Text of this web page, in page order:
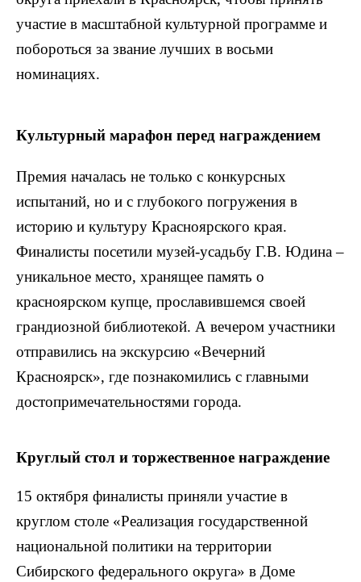
участие в масштабной культурной программе и
побороться за звание лучших в восьми
номинациях.
Культурный марафон перед награждением
Премия началась не только с конкурсных
испытаний, но и с глубокого погружения в
историю и культуру Красноярского края.
Финалисты посетили музей-усадьбу Г.В. Юдина –
уникальное место, хранящее память о
красноярском купце, прославившемся своей
грандиозной библиотекой. А вечером участники
отправились на экскурсию «Вечерний
Красноярск», где познакомились с главными
достопримечательностями города.
Круглый стол и торжественное награждение
15 октября финалисты приняли участие в
круглом столе «Реализация государственной
национальной политики на территории
Сибирского федерального округа» в Доме